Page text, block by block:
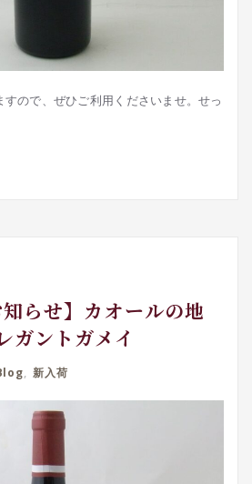
ので、ぜひご利用くださいませ。せっ
知らせ】カオールの地
ガントガメイ
, 新入荷